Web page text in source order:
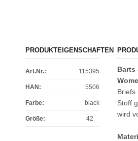
PRODUKTEIGENSCHAFTEN
Art.Nr.: 115395
HAN: 5506
Farbe: black
Größe: 42
Barts
Briefs
Stoff
wird